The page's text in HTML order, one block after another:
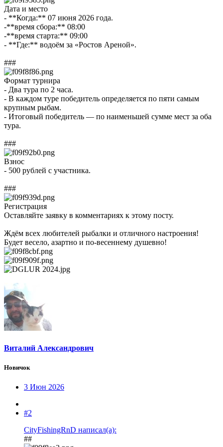
Дата и место
- **Когда:** 07 июня 2026 года.
-**время сбора:** 08:00
-**время старта:** 09:00
- **Где:** водоём за «Ростов Ареной».
###
Формат турнира
- Два тура по 2 часа.
- В каждом туре победитель определяется по пяти самым
крупным рыбам.
- Итоговый победитель — по наименьшей сумме мест за оба
тура.
###
Взнос
- 500 рублей с участника.
###
Регистрация
Оставляйте заявку в комментариях к этому посту.
Ждём всех любителей рыбалки и отличного настроения!
Будет весело, азартно и по-весеннему душевно!
Виталий Александрович
Новичок
3 Июн 2026
#2
CityFishingRnD написал(а):
##